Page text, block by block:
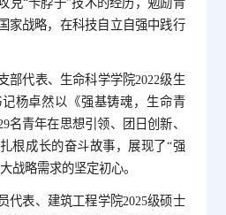
克“卡脖子”技术的经历，勉励青
家战略，在科技自立自强中践行
部代表、生命科学学院2022级生
杨卓然以《强基铸魂，生命青
名青年在思想引领、团日创新、
根成长的奋斗故事，展现了“强
战略需求的坚定初心。
代表、建筑工程学院2025级硕士